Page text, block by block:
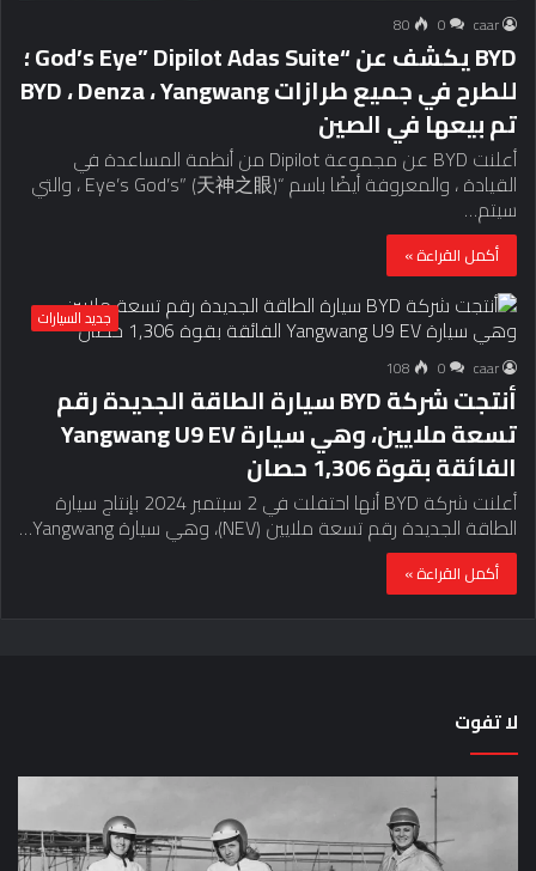
caar
0
80
BYD يكشف عن “God’s Eye” Dipilot Adas Suite ؛
للطرح في جميع طرازات BYD ، Denza ، Yangwang
تم بيعها في الصين
أعلنت BYD عن مجموعة Dipilot من أنظمة المساعدة في
القيادة ، والمعروفة أيضًا باسم “Eye’s God’s” (天神之眼) ، والتي
سيتم…
أكمل القراءة »
جديد السيارات
caar
0
108
أنتجت شركة BYD سيارة الطاقة الجديدة رقم
تسعة ملايين، وهي سيارة Yangwang U9 EV
الفائقة بقوة 1,306 حصان
أعلنت شركة BYD أنها احتفلت في 2 سبتمبر 2024 بإنتاج سيارة
الطاقة الجديدة رقم تسعة ملايين (NEV)، وهي سيارة Yangwang…
أكمل القراءة »
لا تفوت
لماذا